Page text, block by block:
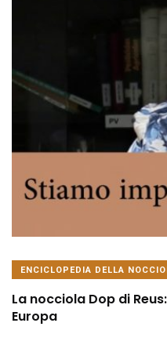
ENCICLOPEDIA DELLA
La nocciola Dop di
Europa